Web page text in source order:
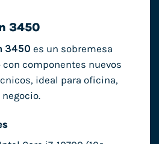
3450
3450 es un sobremesa
componentes nuevos
ideal para oficina,